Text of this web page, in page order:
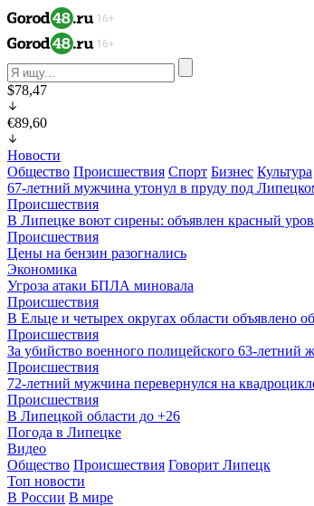
$78,47
€89,60
Новости
Общество Происшествия Спорт Бизнес Культура
67-летний мужчина утонул в пруду под
Происшествия
В Липецке воют сирены: объявлен красный
Происшествия
Цены на бензин разогнались
Экономика
Угроза атаки БПЛА миновала
Происшествия
В Ельце и четырех округах области объявлено
Происшествия
За убийство военного полицейского 63-летний
Происшествия
72-летний мужчина перевернулся на
Происшествия
В Липецкой области до +26
Погода в Липецке
Видео
Общество Происшествия Говорит Липецк
Топ новости
В России В мире